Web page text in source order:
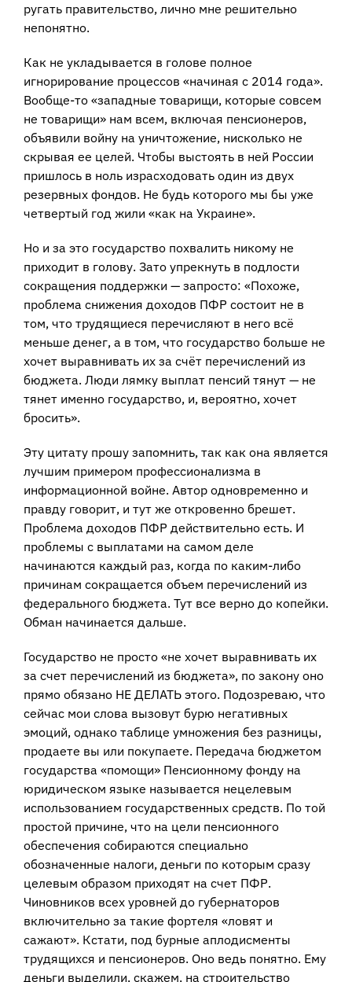
ругать правительство, лично мне решительно
непонятно.
Как не укладывается в голове полное
игнорирование процессов «начиная с 2014 года».
Вообще-то «западные товарищи, которые совсем
не товарищи» нам всем, включая пенсионеров,
объявили войну на уничтожение, нисколько не
скрывая ее целей. Чтобы выстоять в ней России
пришлось в ноль израсходовать один из двух
резервных фондов. Не будь которого мы бы уже
четвертый год жили «как на Украине».
Но и за это государство похвалить никому не
приходит в голову. Зато упрекнуть в подлости
сокращения поддержки — запросто: «Похоже,
проблема снижения доходов ПФР состоит не в
том, что трудящиеся перечисляют в него всё
меньше денег, а в том, что государство больше не
хочет выравнивать их за счёт перечислений из
бюджета. Люди лямку выплат пенсий тянут — не
тянет именно государство, и, вероятно, хочет
бросить».
Эту цитату прошу запомнить, так как она является
лучшим примером профессионализма в
информационной войне. Автор одновременно и
правду говорит, и тут же откровенно брешет.
Проблема доходов ПФР действительно есть. И
проблемы с выплатами на самом деле
начинаются каждый раз, когда по каким-либо
причинам сокращается объем перечислений из
федерального бюджета. Тут все верно до копейки.
Обман начинается дальше.
Государство не просто «не хочет выравнивать их
за счет перечислений из бюджета», по закону оно
прямо обязано НЕ ДЕЛАТЬ этого. Подозреваю, что
сейчас мои слова вызовут бурю негативных
эмоций, однако таблице умножения без разницы,
продаете вы или покупаете. Передача бюджетом
государства «помощи» Пенсионному фонду на
юридическом языке называется нецелевым
использованием государственных средств. По той
простой причине, что на цели пенсионного
обеспечения собираются специально
обозначенные налоги, деньги по которым сразу
целевым образом приходят на счет ПФР.
Чиновников всех уровней до губернаторов
включительно за такие фортеля «ловят и
сажают». Кстати, под бурные аплодисменты
трудящихся и пенсионеров. Оно ведь понятно. Ему
деньги выделили, скажем, на строительство